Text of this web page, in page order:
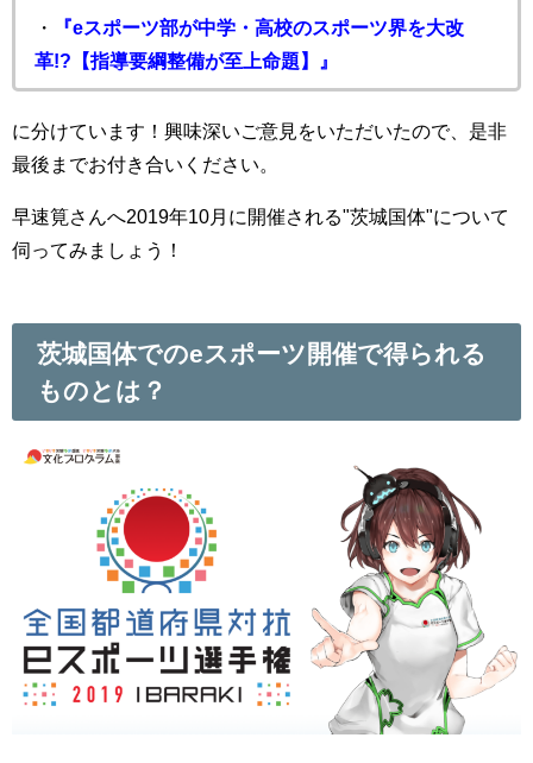
・
『eスポーツ部が中学・高校のスポーツ界を大改
革!?【指導要綱整備が至上命題】』
に分けています！興味深いご意見をいただいたので、是非
最後までお付き合いください。
早速筧さんへ2019年10月に開催される"茨城国体"について
伺ってみましょう！
茨城国体でのeスポーツ開催で得られる
ものとは？